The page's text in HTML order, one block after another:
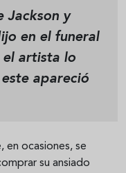
Jackson y
en el funeral
el artista lo
apareció
en ocasiones, se
su ansiado